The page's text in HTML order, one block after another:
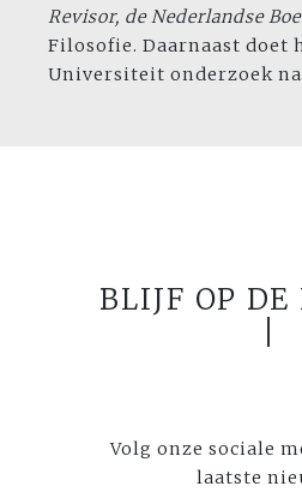
Revisor, de Nederlandse
Filosofie. Daarnaast doet
Universiteit onderzoek
BLIJF OP DE
Volg onze sociale
laatste